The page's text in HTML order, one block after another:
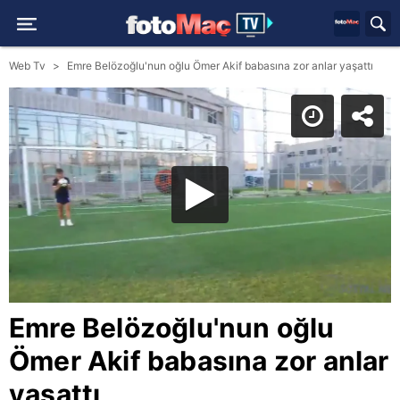
Web Tv Emre Belözoğlu'nun oğlu Ömer Akif babasına zor anlar yaşattı
Emre Belözoğlu'nun oğlu
Ömer Akif babasına zor anlar
yaşattı